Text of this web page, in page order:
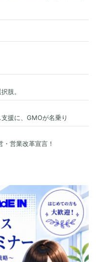
肢。
援に、GMOが名乗り
営業改革宣言！